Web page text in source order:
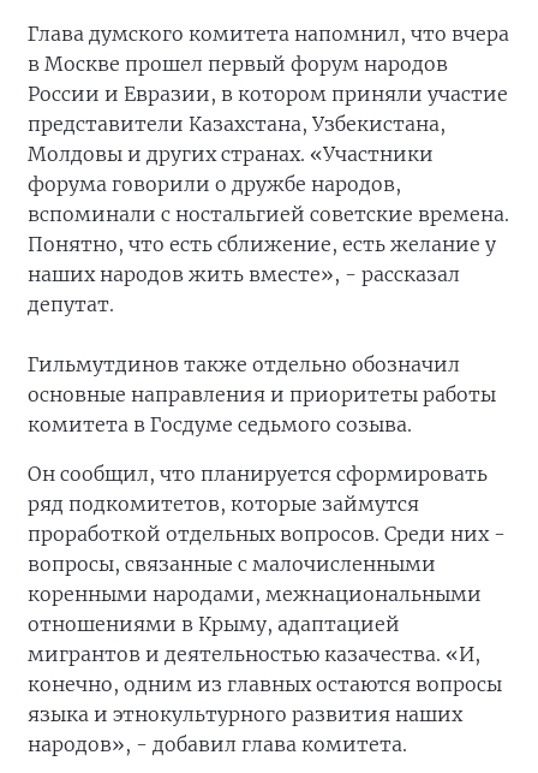
Глава думского комитета напомнил, что вчера
в Москве прошел первый форум народов
России и Евразии, в котором приняли участие
представители Казахстана, Узбекистана,
Молдовы и других странах. «Участники
форума говорили о дружбе народов,
вспоминали с ностальгией советские времена.
Понятно, что есть сближение, есть желание у
наших народов жить вместе», - рассказал
депутат.
Гильмутдинов также отдельно обозначил
основные направления и приоритеты работы
комитета в Госдуме седьмого созыва.
Он сообщил, что планируется сформировать
ряд подкомитетов, которые займутся
проработкой отдельных вопросов. Среди них -
вопросы, связанные с малочисленными
коренными народами, межнациональными
отношениями в Крыму, адаптацией
мигрантов и деятельностью казачества. «И,
конечно, одним из главных остаются вопросы
языка и этнокультурного развития наших
народов», - добавил глава комитета.